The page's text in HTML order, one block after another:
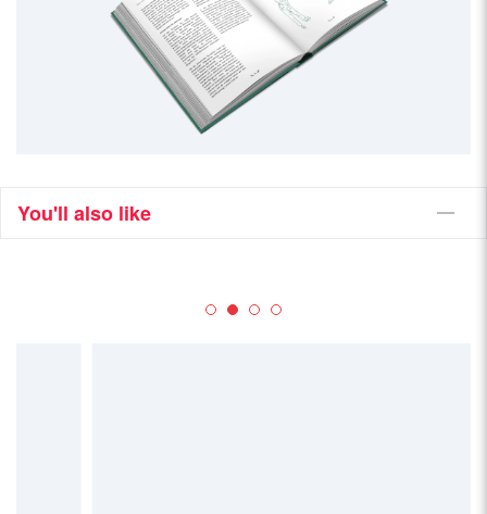
You'll also like